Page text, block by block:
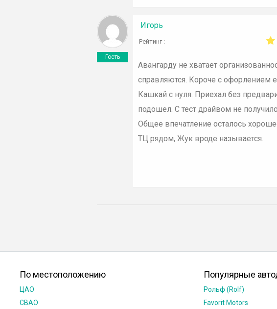
Гость
Игорь
Рейтинг :
Авангарду не хватает
справляются. Короче с офорлением
Кашкай с нуля. Приехал без
подошел. С тест драйвом не
Общее впечатление осталось
ТЦ рядом, Жук вроде называется.
По местоположению
ЦАО
СВАО
Популярные
Рольф (Rolf)
Favorit Motors